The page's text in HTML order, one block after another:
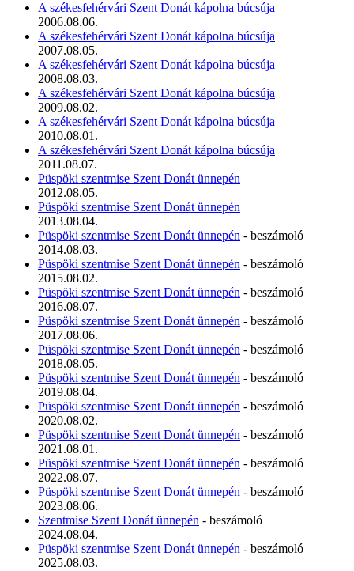
A székesfehérvári Szent Donát kápolna búcsúja
2006.08.06.
A székesfehérvári Szent Donát kápolna búcsúja
2007.08.05.
A székesfehérvári Szent Donát kápolna búcsúja
2008.08.03.
A székesfehérvári Szent Donát kápolna búcsúja
2009.08.02.
A székesfehérvári Szent Donát kápolna búcsúja
2010.08.01.
A székesfehérvári Szent Donát kápolna búcsúja
2011.08.07.
Püspöki szentmise Szent Donát ünnepén
2012.08.05.
Püspöki szentmise Szent Donát ünnepén
2013.08.04.
Püspöki szentmise Szent Donát ünnepén - beszámoló
2014.08.03.
Püspöki szentmise Szent Donát ünnepén - beszámoló
2015.08.02.
Püspöki szentmise Szent Donát ünnepén - beszámoló
2016.08.07.
Püspöki szentmise Szent Donát ünnepén - beszámoló
2017.08.06.
Püspöki szentmise Szent Donát ünnepén - beszámoló
2018.08.05.
Püspöki szentmise Szent Donát ünnepén - beszámoló
2019.08.04.
Püspöki szentmise Szent Donát ünnepén - beszámoló
2020.08.02.
Püspöki szentmise Szent Donát ünnepén - beszámoló
2021.08.01.
Püspöki szentmise Szent Donát ünnepén - beszámoló
2022.08.07.
Püspöki szentmise Szent Donát ünnepén - beszámoló
2023.08.06.
Szentmise Szent Donát ünnepén - beszámoló
2024.08.04.
Püspöki szentmise Szent Donát ünnepén - beszámoló
2025.08.03.